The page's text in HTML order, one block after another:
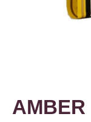
AMBER